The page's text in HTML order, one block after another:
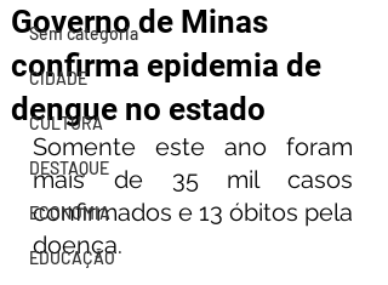
Sem categoria
CIDADE
CULTURA
DESTAQUE
ECONOMIA
EDUCAÇÃO
Governo de Minas
confirma epidemia de
dengue no estado
Somente este ano foram
mais de 35 mil casos
confirmados e 13 óbitos pela
doença.